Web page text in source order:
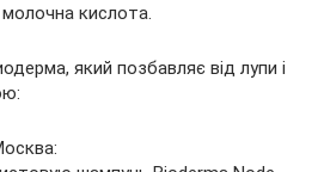
кислота.
який позбавляє від лупи і